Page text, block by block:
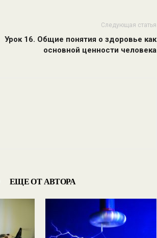
Следующая статья
Урок 16. Общие понятия о здоровье как
основной ценности человека
ЕЩЕ ОТ АВТОРА